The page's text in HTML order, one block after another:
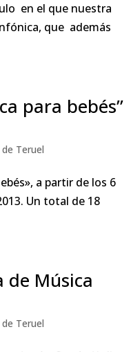
en el que nuestra
que además
para bebés”
Teruel
a partir de los 6
Un total de 18
de Música
Teruel